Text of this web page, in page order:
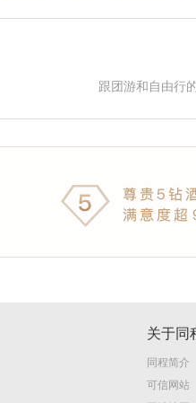
跟团游和自由行
关于同
同程简介
可信网站